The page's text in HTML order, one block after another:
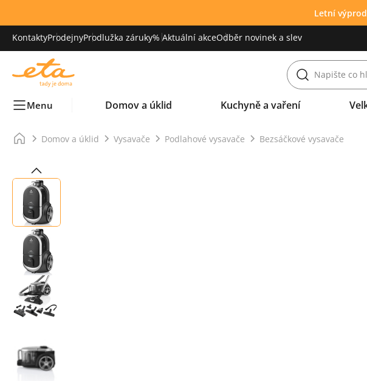
Letní
KontaktyProdejnyProdlužka záruky% Aktuální akceOdběr novinek a slev
Menu Domov a úklid Kuchyně a vaření
Domov a úklid Vysavače Podlahové vysavače Bezsáčkové vysavače